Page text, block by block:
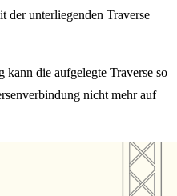
der unterliegenden Traverse
die aufgelegte Traverse so
nicht mehr auf